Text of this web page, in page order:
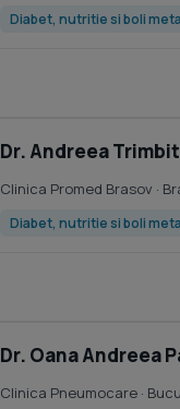
Diabet, nutritie si boli
Dr. Andreea
Clinica Promed Brasov ·
Diabet, nutritie si boli
Dr. Oana Andreea
Clinica Pneumocare ·